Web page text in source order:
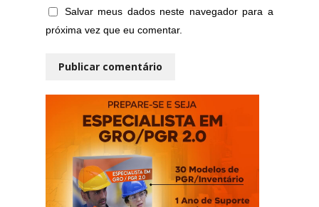
Salvar meus dados neste navegador para a
próxima vez que eu comentar.